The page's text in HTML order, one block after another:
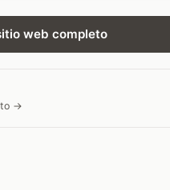
web completo
→